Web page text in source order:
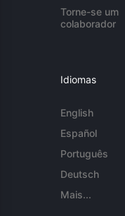
Torne-se um
colaborador
Idiomas
English
Español
Português
Deutsch
Mais...